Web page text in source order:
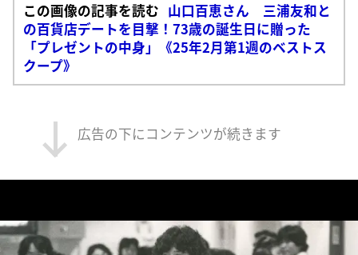
この画像の記事を読む 山口百恵さん 三浦友和と
の百貨店デートを目撃！73歳の誕生日に贈った
「プレゼントの中身」《25年2月第1週のベストス
クープ》
広告の下にコンテンツが続きます